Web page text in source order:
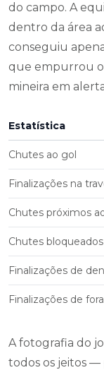
do campo. A
dentro da área
conseguiu
que empurrou o
mineira em
Estatística
Chutes ao gol
Finalizações na
Chutes próximos
Chutes bloqueados
Finalizações de
Finalizações de
A fotografia do
todos os jeitos